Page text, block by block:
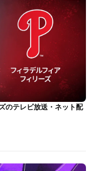
のテレビ放送・ネット配